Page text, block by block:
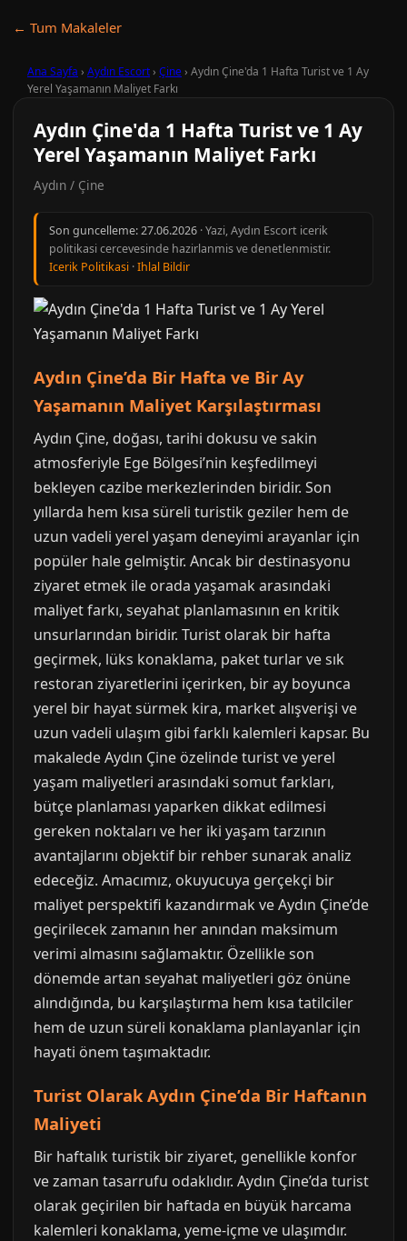
← Tum Makaleler
Ana Sayfa › Aydın Escort› Çine› Aydın Çine'da 1 Hafta Turist ve 1 Ay
Yerel Yaşamanın Maliyet Farkı
Aydın Çine'da 1 Hafta Turist ve 1 Ay
Yerel Yaşamanın Maliyet Farkı
Aydın / Çine
Son guncelleme:27.06.2026 · Yazi, Aydın Escort icerik
politikasi cercevesinde hazirlanmis ve denetlenmistir.
Icerik Politikasi ·Ihlal Bildir
Aydın Çine’da Bir Hafta ve Bir Ay
Yaşamanın Maliyet Karşılaştırması
Aydın Çine, doğası, tarihi dokusu ve sakin
atmosferiyle Ege Bölgesi’nin keşfedilmeyi
bekleyen cazibe merkezlerinden biridir. Son
yıllarda hem kısa süreli turistik geziler hem de
uzun vadeli yerel yaşam deneyimi arayanlar için
popüler hale gelmiştir. Ancak bir destinasyonu
ziyaret etmek ile orada yaşamak arasındaki
maliyet farkı, seyahat planlamasının en kritik
unsurlarından biridir. Turist olarak bir hafta
geçirmek, lüks konaklama, paket turlar ve sık
restoran ziyaretlerini içerirken, bir ay boyunca
yerel bir hayat sürmek kira, market alışverişi ve
uzun vadeli ulaşım gibi farklı kalemleri kapsar. Bu
makalede Aydın Çine özelinde turist ve yerel
yaşam maliyetleri arasındaki somut farkları,
bütçe planlaması yaparken dikkat edilmesi
gereken noktaları ve her iki yaşam tarzının
avantajlarını objektif bir rehber sunarak analiz
edeceğiz. Amacımız, okuyucuya gerçekçi bir
maliyet perspektifi kazandırmak ve Aydın Çine’de
geçirilecek zamanın her anından maksimum
verimi almasını sağlamaktır. Özellikle son
dönemde artan seyahat maliyetleri göz önüne
alındığında, bu karşılaştırma hem kısa tatilciler
hem de uzun süreli konaklama planlayanlar için
hayati önem taşımaktadır.
Turist Olarak Aydın Çine’da Bir Haftanın
Maliyeti
Bir haftalık turistik bir ziyaret, genellikle konfor
ve zaman tasarrufu odaklıdır. Aydın Çine’da turist
olarak geçirilen bir haftada en büyük harcama
kalemleri konaklama, yeme-içme ve ulaşımdır.